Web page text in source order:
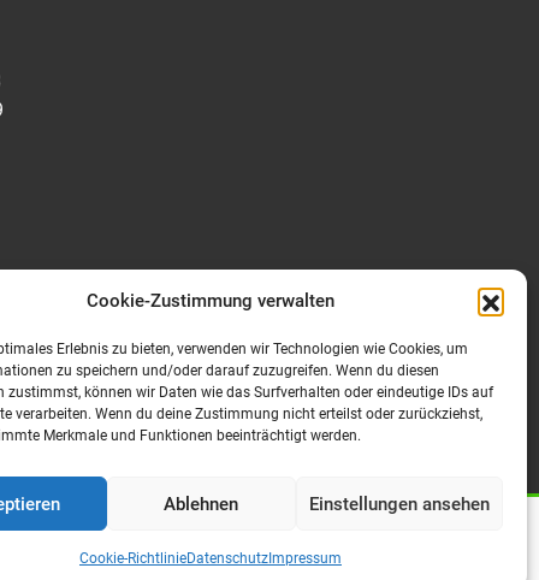
Cookie-Zustimmung verwalten
Erlebnis zu bieten, verwenden wir Technologien wie Cookies, um
zu speichern und/oder darauf zuzugreifen. Wenn du diesen
zustimmst, können wir Daten wie das Surfverhalten oder eindeutige IDs auf
verarbeiten. Wenn du deine Zustimmung nicht erteilst oder zurückziehst,
Merkmale und Funktionen beeinträchtigt werden.
Ablehnen Einstellungen ansehen
Cookie-RichtlinieDatenschutzImpressum
Jobs in Rosenheim
Jobs in Traunstein
Jobs in Starnberg
Datenschutz
© 2024 Heigenmoser Personal GmbH & Co KG